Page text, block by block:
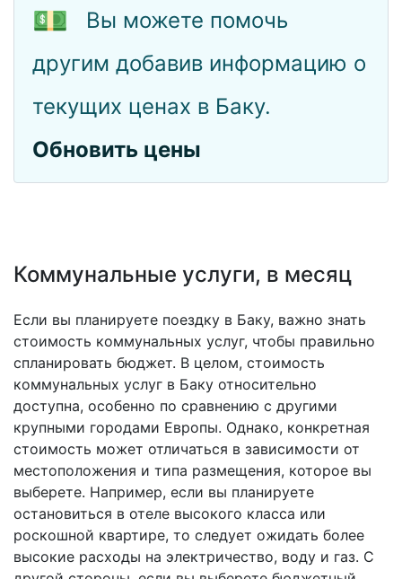
💵
Вы можете помочь
другим добавив информацию о
текущих ценах в Баку.
Обновить цены
Коммунальные услуги, в месяц
Если вы планируете поездку в Баку, важно знать
стоимость коммунальных услуг, чтобы правильно
спланировать бюджет. В целом, стоимость
коммунальных услуг в Баку относительно
доступна, особенно по сравнению с другими
крупными городами Европы. Однако, конкретная
стоимость может отличаться в зависимости от
местоположения и типа размещения, которое вы
выберете. Например, если вы планируете
остановиться в отеле высокого класса или
роскошной квартире, то следует ожидать более
высокие расходы на электричество, воду и газ. С